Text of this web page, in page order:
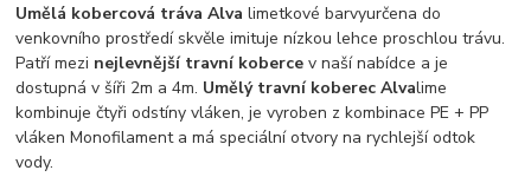
Umělá kobercová tráva Alvalimetkové barvyurčena do
venkovního prostředí skvěleimituje nízkou lehce proschlou trávu.
Patří mezi nejlevnější travní koberce v naší nabídce a je
dostupnáv šíři 2m a 4m. Umělý travní koberec Alvalime
kombinuje čtyři odstíny vláken,je vyroben z kombinace PE + PP
vláken Monofilament a má speciální otvory na rychlejší odtok
vody.